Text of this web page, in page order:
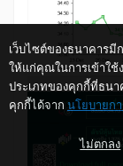
เว็บไซต์ของธนาคารมี
ให้แก่คุณในการเข้าใช้
ประเภทของคุกกี้ที่ธนา
คุกกี้ได้จาก นโยบายก
ไม่ตกลง